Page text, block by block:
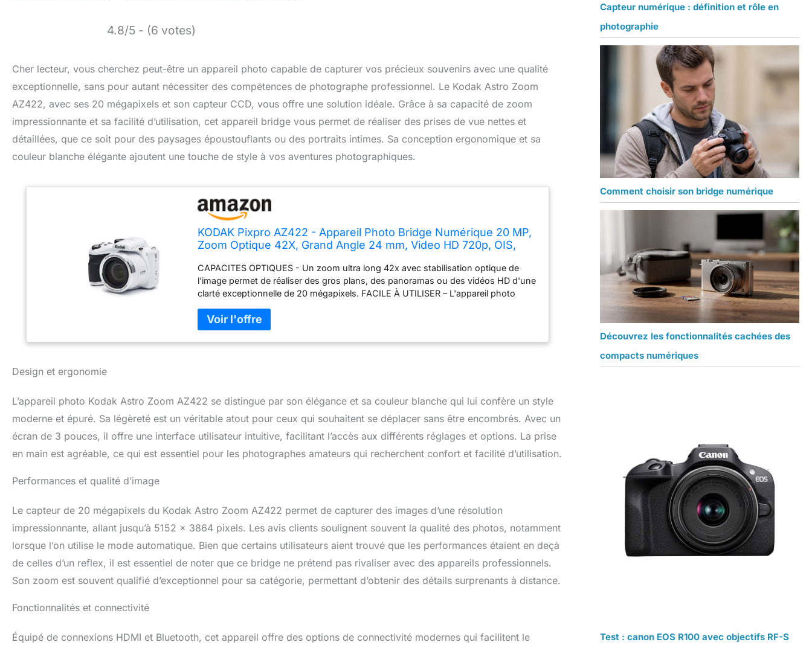
4.8/5 - (6 votes)
Cher lecteur, vous cherchez peut-être un appareil photo capable de capturer vos précieux souvenirs avec une qualité
exceptionnelle, sans pour autant nécessiter des compétences de photographe professionnel. Le Kodak Astro Zoom
AZ422, avec ses 20 mégapixels et son capteur CCD, vous offre une solution idéale. Grâce à sa capacité de zoom
impressionnante et sa facilité d’utilisation, cet appareil bridge vous permet de réaliser des prises de vue nettes et
détaillées, que ce soit pour des paysages époustouflants ou des portraits intimes. Sa conception ergonomique et sa
couleur blanche élégante ajoutent une touche de style à vos aventures photographiques.
KODAK Pixpro AZ422 - Appareil Photo Bridge Numérique 20 MP,
Zoom Optique 42X, Grand Angle 24 mm, Video HD 720p, OIS,
CAPACITES OPTIQUES - Un zoom ultra long 42x avec stabilisation optique de
l'image permet de réaliser des gros plans, des panoramas ou des vidéos HD d'une
clarté exceptionnelle de 20 mégapixels. FACILE À UTILISER – L'appareil photo
photos rétro classiques lors de tout événement et créer des souvenirs durables,
livré avec une carte SDHC Kodak 32GB UHS-I U1 V10. AUTRES
FONCTIONNALITES - L'appareil dispose d'autres fonctions tels que la scène
d'une connectivité facile avec des ordinateurs et des appareils mobiles grâce à
son port USB et sa connectivité Wi-Fi.
Design et ergonomie
L’appareil photo Kodak Astro Zoom AZ422 se distingue par son élégance et sa couleur blanche qui lui confère un style
moderne et épuré. Sa légèreté est un véritable atout pour ceux qui souhaitent se déplacer sans être encombrés. Avec un
écran de 3 pouces, il offre une interface utilisateur intuitive, facilitant l’accès aux différents réglages et options. La prise
en main est agréable, ce qui est essentiel pour les photographes amateurs qui recherchent confort et facilité d’utilisation.
Performances et qualité d’image
Le capteur de 20 mégapixels du Kodak Astro Zoom AZ422 permet de capturer des images d’une résolution
impressionnante, allant jusqu’à 5152 x 3864 pixels. Les avis clients soulignent souvent la qualité des photos, notamment
lorsque l’on utilise le mode automatique. Bien que certains utilisateurs aient trouvé que les performances étaient en deçà
de celles d’un reflex, il est essentiel de noter que ce bridge ne prétend pas rivaliser avec des appareils professionnels.
Son zoom est souvent qualifié d’exceptionnel pour sa catégorie, permettant d’obtenir des détails surprenants à distance.
Fonctionnalités et connectivité
Équipé de connexions HDMI et Bluetooth, cet appareil offre des options de connectivité modernes qui facilitent le
Capteur numérique : définition et rôle en
photographie
Comment choisir son bridge numérique
Découvrez les fonctionnalités cachées des
compacts numériques
Test : canon EOS R100 avec objectifs RF-S